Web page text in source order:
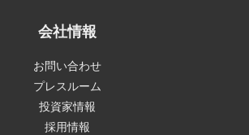
会社情報
お問い合わせ
プレスルーム
投資家情報
採用情報